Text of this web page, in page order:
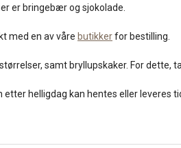
er bringebær og sjokolade.
med en av våre butikkerfor bestilling.
samt bryllupskaker. For dette,
helligdag kan hentes eller leveres